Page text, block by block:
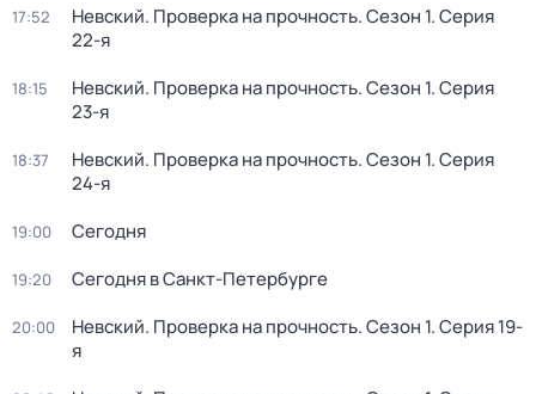
17:52 Невский. Проверка на прочность. Сезон 1. Серия
22-я
18:15 Невский. Проверка на прочность. Сезон 1. Серия
23-я
18:37 Невский. Проверка на прочность. Сезон 1. Серия
24-я
19:00 Сегодня
19:20 Сегодня в Санкт-Петербурге
20:00 Невский. Проверка на прочность. Сезон 1. Серия 19-
я